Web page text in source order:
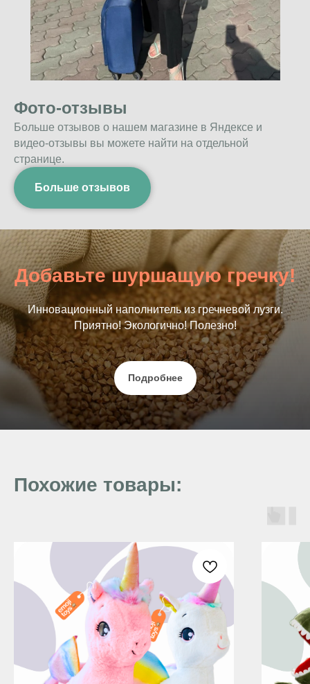
Фото-отзывы
Больше отзывов о нашем магазине в Яндексе и
видео-отзывы вы можете найти на отдельной
странице.
Больше отзывов
Добавьте шуршащую гречку!
Инновационный наполнитель из гречневой лузги.
Приятно! Экологично! Полезно!
Подробнее
Похожие товары: